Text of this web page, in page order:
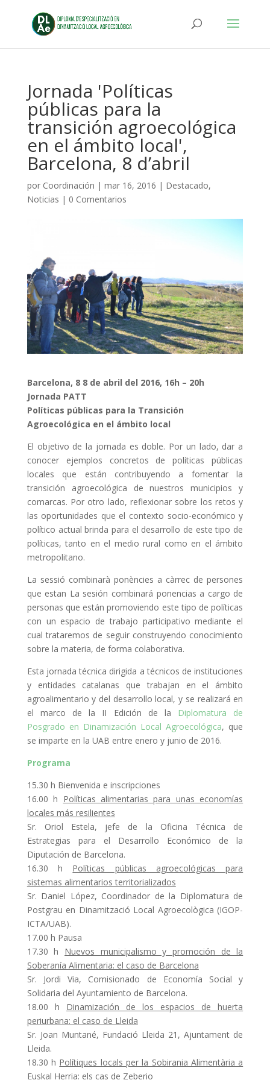
Jornada 'Políticas
públicas para la
transición agroecológica
en el ámbito local',
Barcelona, 8 d’abril
por Coordinación | mar 16, 2016 | Destacado,
Noticias | 0 Comentarios
Barcelona, 8 8 de abril del 2016, 16h – 20h
Jornada PATT
Políticas públicas para la Transición
Agroecológica en el ámbito local
El objetivo de la jornada es doble. Por un lado, dar a
conocer ejemplos concretos de políticas públicas
locales que están contribuyendo a fomentar la
transición agroecológica de nuestros municipios y
comarcas. Por otro lado, reflexionar sobre los retos y
las oportunidades que el contexto socio-económico y
político actual brinda para el desarrollo de este tipo de
políticas, tanto en el medio rural como en el ámbito
metropolitano.
La sessió combinarà ponències a càrrec de persones
que estan La sesión combinará ponencias a cargo de
personas que están promoviendo este tipo de políticas
con un espacio de trabajo participativo mediante el
cual trataremos de seguir construyendo conocimiento
sobre la materia, de forma colaborativa.
Esta jornada técnica dirigida a técnicos de instituciones
y entidades catalanas que trabajan en el ámbito
agroalimentario y del desarrollo local, y se realizará en
el marco de la II Edición de la
Diplomatura de
Posgrado en Dinamización Local Agroecológica, que
se imparte en la UAB entre enero y junio de 2016.
Programa
15.30 h Bienvenida e inscripciones
16.00 h Políticas alimentarias para unas economías
locales más resilientes
Sr. Oriol Estela, jefe de la Oficina Técnica de
Estrategias para el Desarrollo Económico de la
Diputación de Barcelona.
16.30 h Políticas públicas agroecológicas para
sistemas alimentarios territorializados
Sr. Daniel López, Coordinador de la Diplomatura de
Postgrau en Dinamització Local Agroecològica (IGOP-
ICTA/UAB).
17.00 h Pausa
17.30 h Nuevos municipalismo y promoción de la
Soberanía Alimentaria: el caso de Barcelona
Sr. Jordi Via, Comisionado de Economía Social y
Solidaria del Ayuntamiento de Barcelona.
18.00 h Dinamización de los espacios de huerta
periurbana: el caso de Lleida
Sr. Joan Muntané, Fundació Lleida 21, Ajuntament de
Lleida.
18.30 h Polítiques locals per la Sobirania Alimentària a
Euskal Herria: els cas de Zeberio